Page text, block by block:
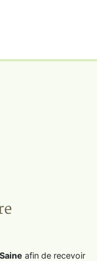
afin de recevoir